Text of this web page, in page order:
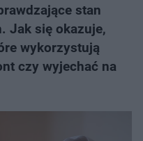
stan
Jak się okazuje,
wykorzystują
czy wyjechać na